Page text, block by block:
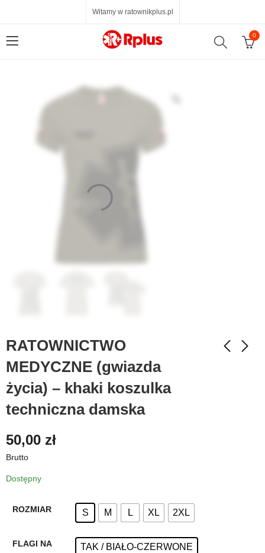
Witamy w ratownikplus.pl
0
RATOWNICTWO
MEDYCZNE (gwiazda
życia) – khaki koszulka
techniczna damska
50,00 zł
Brutto
Dostępny
ROZMIAR S M L XL 2XL
FLAGI NA
TAK / BIAŁO-CZERWONE